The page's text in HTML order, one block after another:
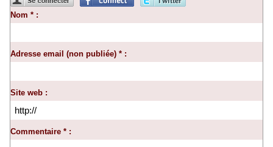
Nom * :
Adresse email (non publiée) * :
Site web :
Commentaire * :